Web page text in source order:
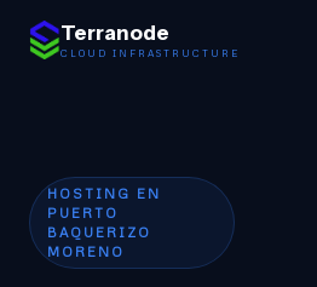
Terranode
CLOUD INFRASTRUCTURE
HOSTING EN
PUERTO
BAQUERIZO
MORENO